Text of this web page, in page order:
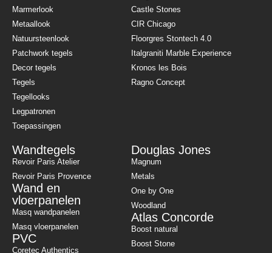
Marmerlook
Metaallook
Natuursteenlook
Patchwork tegels
Decor tegels
Tegels
Tegellooks
Legpatronen
Toepassingen
Castle Stones
CIR Chicago
Floorgres Stontech 4.0
Italgraniti Marble Experience
Kronos les Bois
Ragno Concept
Wandtegels
Revoir Paris Atelier
Revoir Paris Provence
Wand en
vloerpanelen
Masq wandpanelen
Masq vloerpanelen
PVC
Coretec Authentics
Douglas Jones
Magnum
Metals
One by One
Woodland
Atlas Concorde
Boost natural
Boost Stone